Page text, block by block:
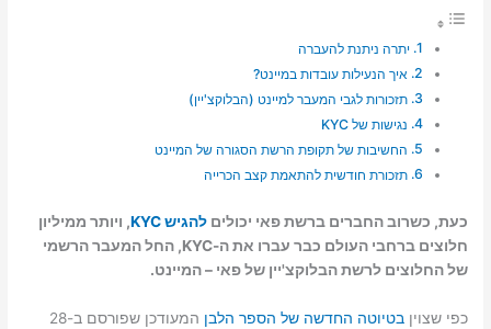
יתרה ניתנת להעברה
איך הנעילות עובדות במיינט?
תזכורות לגבי המעבר למיינט (הבלוקצ'יין)
נגישות של KYC
החשיבות של תקופת הרשת הסגורה של המיינט
תזכורת חודשית להתאמת קצב הכרייה
כעת, כשרוב החברים ברשת פאי יכוליםלהגיש KYC
, ויותר ממיליון
חלוצים ברחבי העולם כבר עברו את ה-KYC, החל המעבר הרשמי
של החלוצים לרשת הבלוקצ'יין של פאי – המיינט.
כפי שצויןבטיוטה החדשה של הספר הלבן
המעודכן שפורסם ב-28